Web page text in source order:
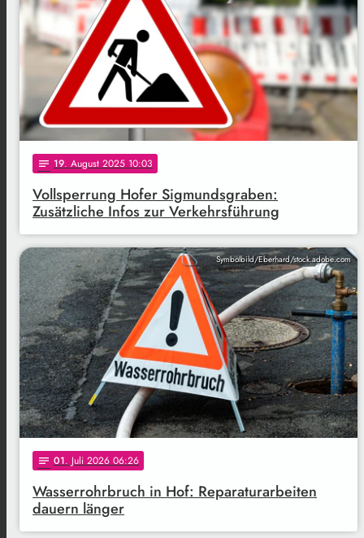
notes 19. August 2025 10:03
Vollsperrung Hofer Sigmundsgraben:
Zusätzliche Infos zur Verkehrsführung
Symbolbild/Eberhard/stock.adobe.com
notes 01. Juli 2026 06:26
Wasserrohrbruch in Hof: Reparaturarbeiten
dauern länger